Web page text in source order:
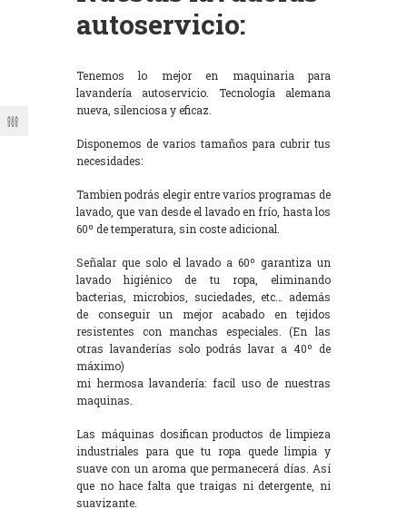
autoservicio:
Tenemos lo mejor en maquinaria para
lavandería autoservicio. Tecnología alemana
nueva, silenciosa y eficaz.
Disponemos de varios tamaños para cubrir tus
necesidades:
Tambien podrás elegir entre varios programas de
lavado, que van desde el lavado en frío, hasta los
60º de temperatura, sin coste adicional.
Señalar que solo el lavado a 60º garantiza un
lavado higiénico de tu ropa, eliminando
bacterias, microbios, suciedades, etc… además
de conseguir un mejor acabado en tejidos
resistentes con manchas especiales. (En las
otras lavanderías solo podrás lavar a 40º de
máximo)
mi hermosa lavandería: facil uso de nuestras
maquinas.
Las máquinas dosifican productos de limpieza
industriales para que tu ropa quede limpia y
suave con un aroma que permanecerá días. Así
que no hace falta que traigas ni detergente, ni
suavizante.